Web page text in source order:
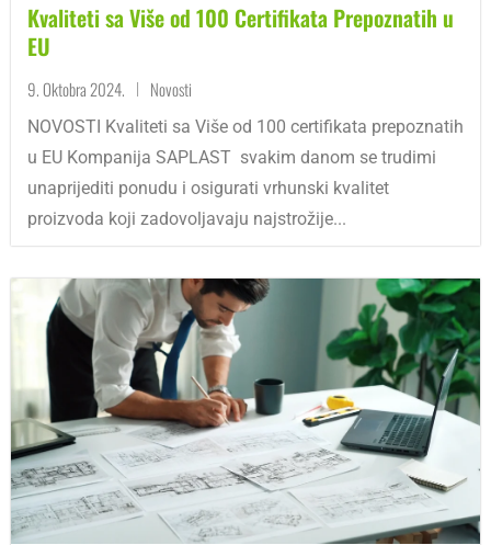
Kvaliteti sa Više od 100 Certifikata Prepoznatih u
EU
9. Oktobra 2024. Novosti
NOVOSTI Kvaliteti sa Više od 100 certifikata prepoznatih
u EU Kompanija SAPLAST svakim danom se trudimi
unaprijediti ponudu i osigurati vrhunski kvalitet
proizvoda koji zadovoljavaju najstrožije...